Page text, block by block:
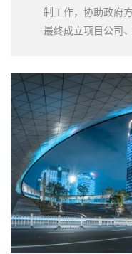
制工作，协助政府
最终成立项目公司
付机制。该项目的
区综合开发PPP项
级、产业升级发展